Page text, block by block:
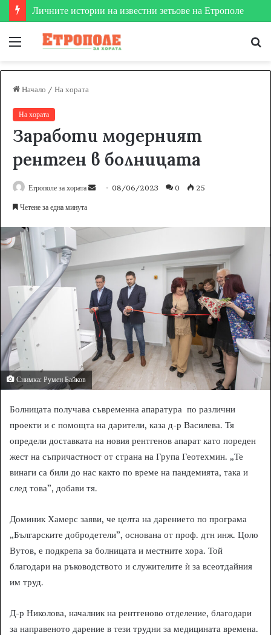
Личните истории на известни зетьове на Етрополе
Меню
Начало / На хората
На хората
Заработи модерният
рентген в болницата
Етрополе за хората
n
e
m
a
i
l
08/06/2023 0 25
Четене за една минута
Снимка: Румен Байков
Болницата получава съвременна апаратура по различни
проекти и с помощта на дарители, каза д-р Василева. Тя
определи доставката на новия рентгенов апарат като пореден
жест на съпричастност от страна на Група Геотехмин. „Те
винаги са били до нас както по време на пандемията, така и
след това”, добави тя.
Доминик Хамерс заяви, че целта на дарението по програма
„Българските добродетели”, основана от проф. дтн инж. Цоло
Вутов, е подкрепа за болницата и местните хора. Той
благодари на ръководството и служителите ѝ за всеотдайния
им труд.
Д-р Николова, началник на рентгеново отделение, благодари
за направеното дарение в тези трудни за медицината времена.